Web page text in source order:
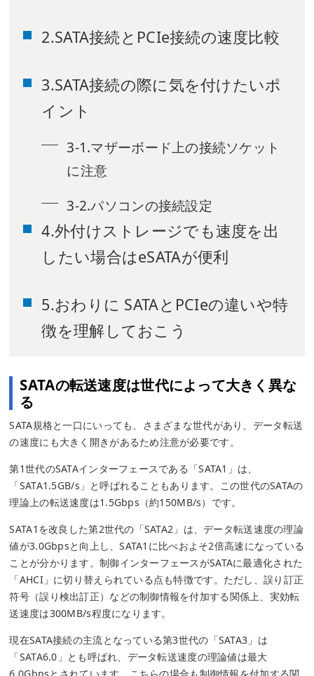
2.SATA接続とPCIe接続の速度比較
3.SATA接続の際に気を付けたいポ
イント
3-1.マザーボード上の接続ソケット
に注意
3-2.パソコンの接続設定
4.外付けストレージでも速度を出
したい場合はeSATAが便利
5.おわりに SATAとPCIeの違いや特
徴を理解しておこう
SATAの転送速度は世代によって大きく異な
る
SATA規格と一口にいっても、さまざまな世代があり、データ転送
の速度にも大きく開きがあるため注意が必要です。
第1世代のSATAインターフェースである「SATA1」は、
「SATA1.5GB/s」と呼ばれることもあります。この世代のSATAの
理論上の転送速度は1.5Gbps（約150MB/s）です。
SATA1を改良した第2世代の「SATA2」は、データ転送速度の理論
値が3.0Gbpsと向上し、SATA1に比べおよそ2倍高速になっている
ことが分かります。制御インターフェースがSATAに最適化された
「AHCI」に切り替えられている点も特徴です。ただし、誤り訂正
符号（誤り検出訂正）などの制御情報を付加する関係上、実効転
送速度は300MB/s程度になります。
現在SATA接続の主流となっている第3世代の「SATA3」は
「SATA6.0」とも呼ばれ、データ転送速度の理論値は最大